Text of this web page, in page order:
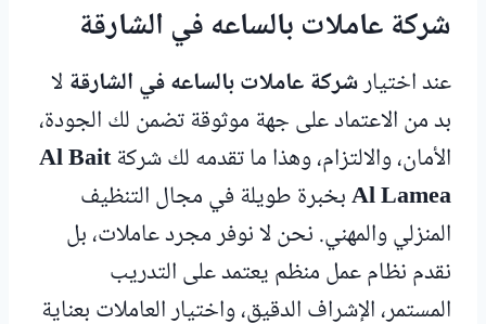
شركة عاملات بالساعه في الشارقة
عند اختيارشركة عاملات بالساعه في الشارقةلا
بد من الاعتماد على جهة موثوقة تضمن لك الجودة،
الأمان، والالتزام، وهذا ما تقدمه لك شركةAl Bait
Al Lameaبخبرة طويلة في مجال التنظيف
المنزلي والمهني. نحن لا نوفر مجرد عاملات، بل
نقدم نظام عمل منظم يعتمد على التدريب
المستمر، الإشراف الدقيق، واختيار العاملات بعناية